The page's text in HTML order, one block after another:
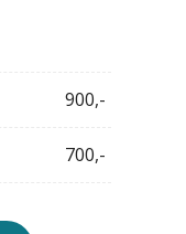
900,-
700,-